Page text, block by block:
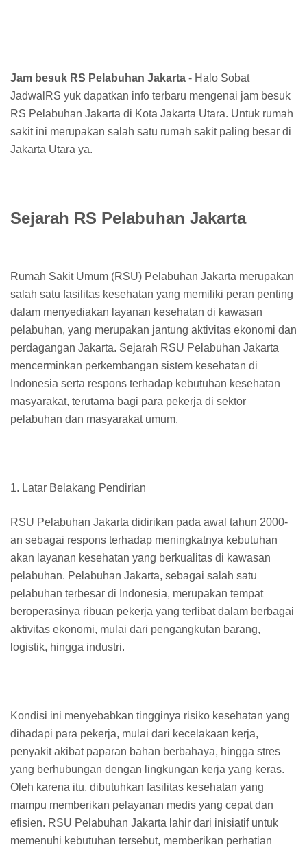
Jam besuk RS Pelabuhan Jakarta - Halo Sobat
JadwalRS yuk dapatkan info terbaru mengenai jam besuk
RS Pelabuhan Jakarta di Kota Jakarta Utara. Untuk rumah
sakit ini merupakan salah satu rumah sakit paling besar di
Jakarta Utara ya.
Sejarah RS Pelabuhan Jakarta
Rumah Sakit Umum (RSU) Pelabuhan Jakarta merupakan
salah satu fasilitas kesehatan yang memiliki peran penting
dalam menyediakan layanan kesehatan di kawasan
pelabuhan, yang merupakan jantung aktivitas ekonomi dan
perdagangan Jakarta. Sejarah RSU Pelabuhan Jakarta
mencerminkan perkembangan sistem kesehatan di
Indonesia serta respons terhadap kebutuhan kesehatan
masyarakat, terutama bagi para pekerja di sektor
pelabuhan dan masyarakat umum.
1. Latar Belakang Pendirian
RSU Pelabuhan Jakarta didirikan pada awal tahun 2000-
an sebagai respons terhadap meningkatnya kebutuhan
akan layanan kesehatan yang berkualitas di kawasan
pelabuhan. Pelabuhan Jakarta, sebagai salah satu
pelabuhan terbesar di Indonesia, merupakan tempat
beroperasinya ribuan pekerja yang terlibat dalam berbagai
aktivitas ekonomi, mulai dari pengangkutan barang,
logistik, hingga industri.
Kondisi ini menyebabkan tingginya risiko kesehatan yang
dihadapi para pekerja, mulai dari kecelakaan kerja,
penyakit akibat paparan bahan berbahaya, hingga stres
yang berhubungan dengan lingkungan kerja yang keras.
Oleh karena itu, dibutuhkan fasilitas kesehatan yang
mampu memberikan pelayanan medis yang cepat dan
efisien. RSU Pelabuhan Jakarta lahir dari inisiatif untuk
memenuhi kebutuhan tersebut, memberikan perhatian